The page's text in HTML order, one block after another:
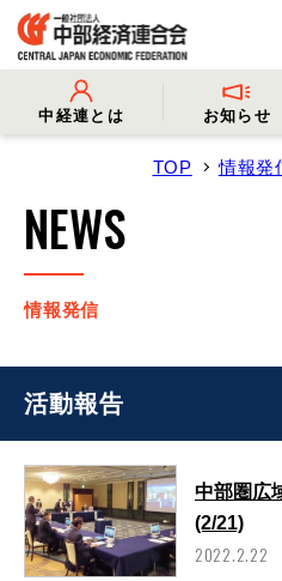
中経連とは
- 会長挨拶
- 役員名簿
- 会員一覧
お知らせ
-
- 会長コメント
- イベント・セミナー
TOP 情報発
NEWS
情報発信
活動報告
中部圏広
(2/21)
2022.2.22